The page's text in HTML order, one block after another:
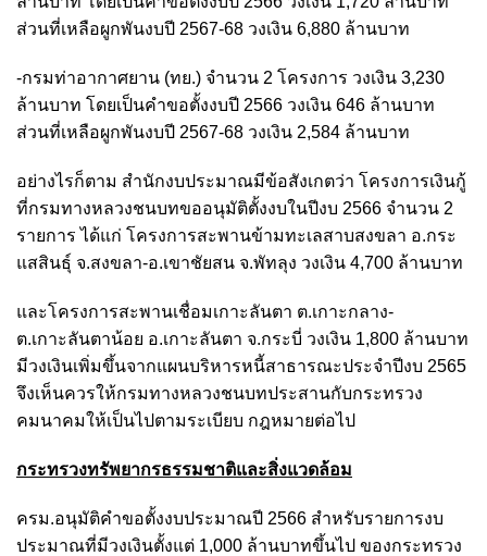
ส่วนที่เหลือผูกพันงบปี 2567-68 วงเงิน 6,880 ล้านบาท
-กรมท่าอากาศยาน (ทย.) จำนวน 2 โครงการ วงเงิน 3,230
ล้านบาท โดยเป็นคำขอตั้งงบปี 2566 วงเงิน 646 ล้านบาท
ส่วนที่เหลือผูกพันงบปี 2567-68 วงเงิน 2,584 ล้านบาท
อย่างไรก็ตาม สำนักงบประมาณมีข้อสังเกตว่า โครงการเงินกู้
ที่กรมทางหลวงชนบทขออนุมัติตั้งงบในปีงบ 2566 จำนวน 2
รายการ ได้แก่ โครงการสะพานข้ามทะเลสาบสงขลา อ.กระ
แสสินธุ์ จ.สงขลา-อ.เขาชัยสน จ.พัทลุง วงเงิน 4,700 ล้านบาท
และโครงการสะพานเชื่อมเกาะลันตา ต.เกาะกลาง-
ต.เกาะลันตาน้อย อ.เกาะลันตา จ.กระบี่ วงเงิน 1,800 ล้านบาท
มีวงเงินเพิ่มขึ้นจากแผนบริหารหนี้สาธารณะประจำปีงบ 2565
จึงเห็นควรให้กรมทางหลวงชนบทประสานกับกระทรวง
คมนาคมให้เป็นไปตามระเบียบ กฎหมายต่อไป
กระทรวงทรัพยากรธรรมชาติและสิ่งแวดล้อม
ครม.อนุมัติคำขอตั้งงบประมาณปี 2566 สำหรับรายการงบ
ประมาณที่มีวงเงินตั้งแต่ 1,000 ล้านบาทขึ้นไป ของกระทรวง